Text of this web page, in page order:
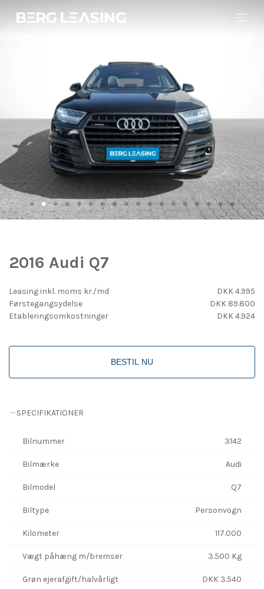
2016 Audi Q7
Leasing inkl. moms kr./md
DKK 4.995
Førstegangsydelse
DKK 89.800
Etableringsomkostninger
DKK 4.924
BESTIL NU
SPECIFIKATIONER
Bilnummer 3142
Bilmærke Audi
Bilmodel Q7
Biltype Personvogn
Kilometer 117.000
Vægt påhæng m/bremser 3.500 Kg
Grøn ejerafgift/halvårligt DKK 3.540